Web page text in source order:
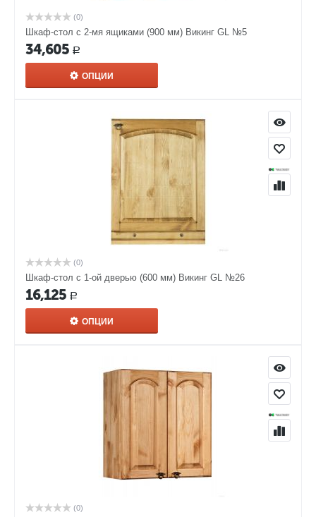
(0)
Шкаф-стол с 2-мя ящиками (900 мм) Викинг GL №5
34,605 Р
ОПЦИИ
(0)
Шкаф-стол с 1-ой дверью (600 мм) Викинг GL №26
16,125 Р
ОПЦИИ
(0)